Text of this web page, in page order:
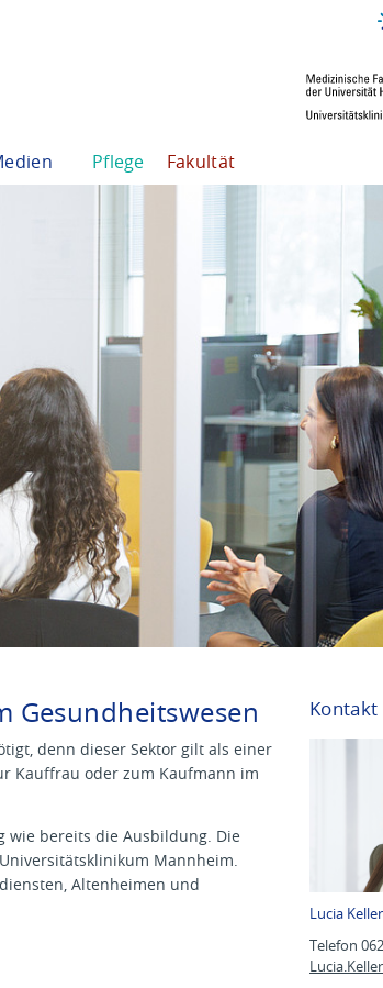
Pflege Fakultät
Gesundheitswesen
denn dieser Sektor gilt als einer
Kauffrau oder zum Kaufmann im
wie bereits die Ausbildung. Die
Mannheim.
Altenheimen und
Kontakt
Lucia Keller
Telefon